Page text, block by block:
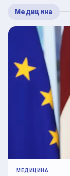
Медицина
МЕДИЦИНА